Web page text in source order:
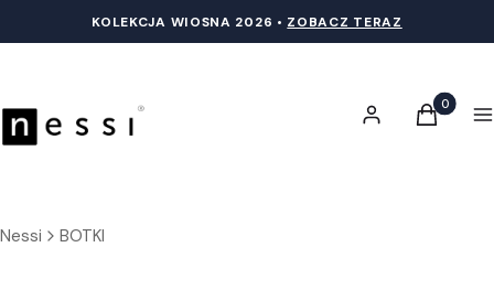
KOLEKCJA WIOSNA 2026 • ZOBACZ TERAZ
Zaloguj sięProdukty
Koszyk
Nessi BOTKI